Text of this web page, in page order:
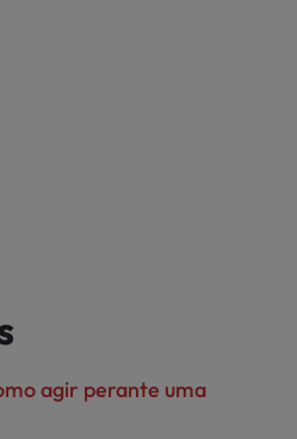
agir perante uma